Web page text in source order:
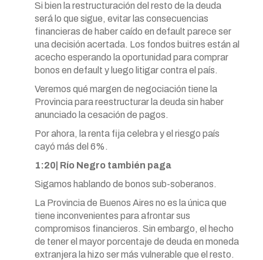
Si bien la restructuración del resto de la deuda
será lo que sigue, evitar las consecuencias
financieras de haber caído en default parece ser
una decisión acertada. Los fondos buitres están al
acecho esperando la oportunidad para comprar
bonos en default y luego litigar contra el país.
Veremos qué margen de negociación tiene la
Provincia para reestructurar la deuda sin haber
anunciado la cesación de pagos.
Por ahora, la renta fija celebra y el riesgo país
cayó más del 6%.
1:20| Río Negro también paga
Sigamos hablando de bonos sub-soberanos.
La Provincia de Buenos Aires no es la única que
tiene inconvenientes para afrontar sus
compromisos financieros. Sin embargo, el hecho
de tener el mayor porcentaje de deuda en moneda
extranjera la hizo ser más vulnerable que el resto.